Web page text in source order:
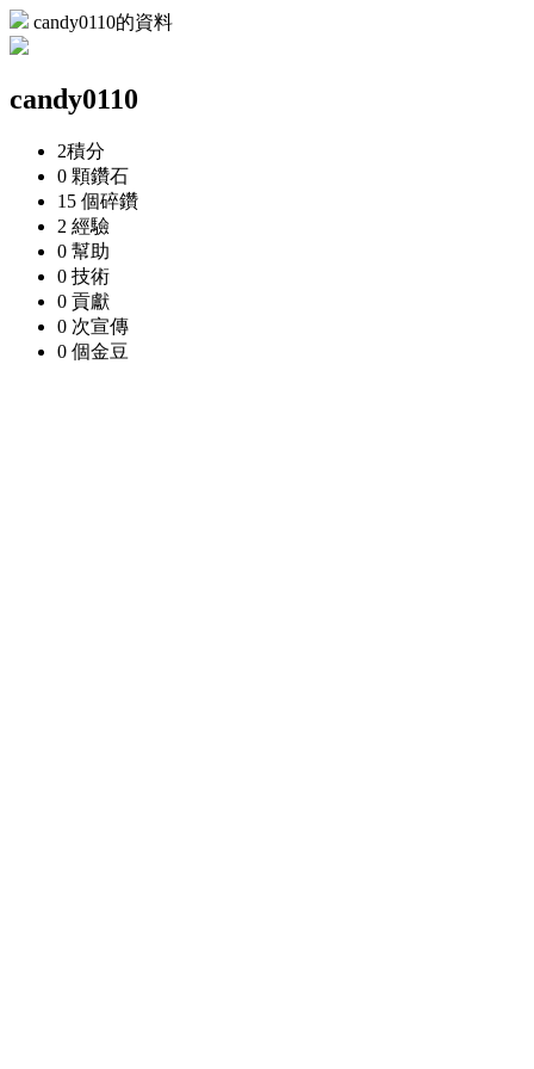
candy0110的資料
candy0110
2積分
0 顆鑽石
15 個碎鑽
2 經驗
0 幫助
0 技術
0 貢獻
0 次宣傳
0 個金豆